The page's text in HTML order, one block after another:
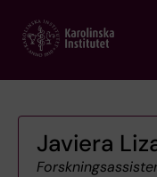
main
Javiera